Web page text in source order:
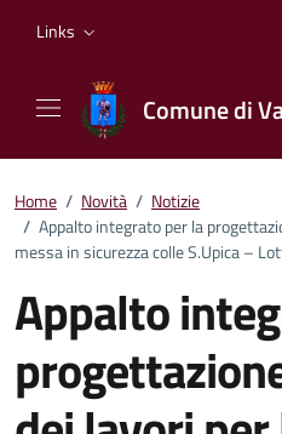
Links
Comune di
Home / Novità / Notizie
/ Appalto integrato per la
messa in sicurezza colle S.Upica –
Appalto